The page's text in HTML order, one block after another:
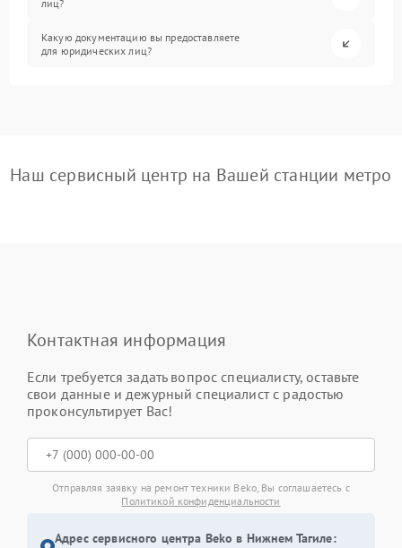
лиц?
Какую документацию вы предоставляете
для юридических лиц?
Наш сервисный центр на Вашей станции метро
Контактная информация
Если требуется задать вопрос специалисту, оставьте
свои данные и дежурный специалист с радостью
проконсультирует Вас!
Отправляя заявку на ремонт техники Beko, Вы соглашаетесь с
Политикой конфиденциальности
Адрес сервисного центра Beko в Нижнем Тагиле: